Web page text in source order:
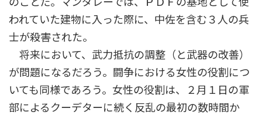
われていた建物に入った際に、中佐を含む３人の兵
士が殺害された。
将来において、武力抵抗の調整（と武器の改善）
が問題になるだろう。闘争における女性の役割につ
いても同様であろう。女性の役割は、２月１日の軍
部によるクーデターに続く反乱の最初の数時間か